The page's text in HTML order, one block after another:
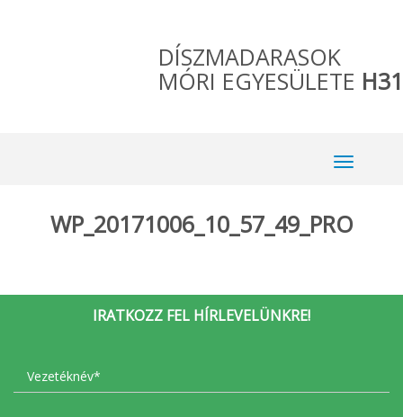
DÍSZMADARASOK
MÓRI EGYESÜLETE H31
WP_20171006_10_57_49_PRO
IRATKOZZ FEL HÍRLEVELÜNKRE!